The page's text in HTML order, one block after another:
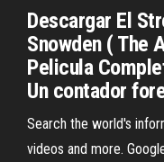
Descargar El
Snowden ( The
Pelicula
Un contador
Search the world's
videos and more.